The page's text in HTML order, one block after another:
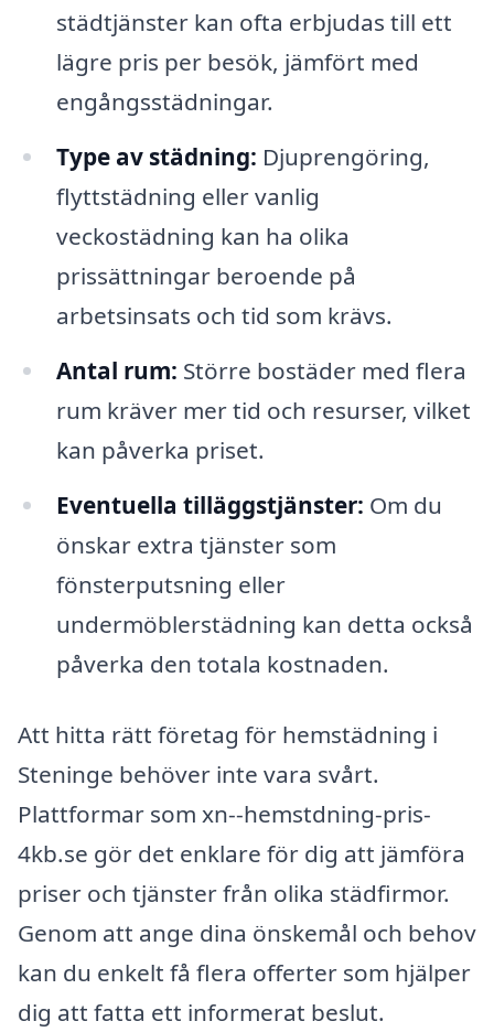
städtjänster kan ofta erbjudas till ett
lägre pris per besök, jämfört med
engångsstädningar.
Type av städning: Djuprengöring,
flyttstädning eller vanlig
veckostädning kan ha olika
prissättningar beroende på
arbetsinsats och tid som krävs.
Antal rum: Större bostäder med flera
rum kräver mer tid och resurser, vilket
kan påverka priset.
Eventuella tilläggstjänster: Om du
önskar extra tjänster som
fönsterputsning eller
undermöblerstädning kan detta också
påverka den totala kostnaden.
Att hitta rätt företag för hemstädning i
Steninge behöver inte vara svårt.
Plattformar som xn--hemstdning-pris-
4kb.se gör det enklare för dig att jämföra
priser och tjänster från olika städfirmor.
Genom att ange dina önskemål och behov
kan du enkelt få flera offerter som hjälper
dig att fatta ett informerat beslut.